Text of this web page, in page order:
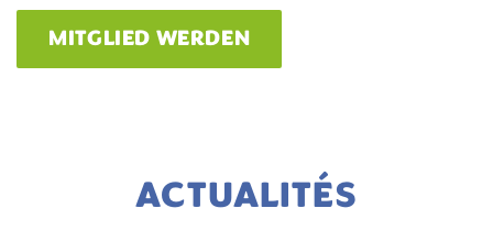
MITGLIED WERDEN
ACTUALITÉS